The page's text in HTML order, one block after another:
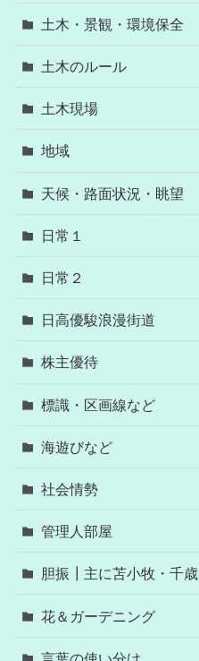
土木・景観・環境保全
土木のルール
土木現場
地域
天候・路面状況・眺望
日常１
日常２
日高優駿浪漫街道
株主優待
標識・区画線など
海遊びなど
社会情勢
管理人部屋
胆振┃主に苫小牧・千歳
花＆ガーデニング